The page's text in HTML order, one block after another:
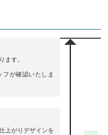
ます。
が確認いたしま
上がりデザインを